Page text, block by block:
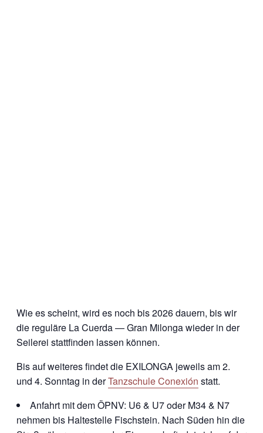
Wie es scheint, wird es noch bis 2026 dauern, bis wir
die reguläre La Cuerda — Gran Milonga wieder in der
Seilerei stattfinden lassen können.
Bis auf weiteres findet die EXILONGA jeweils am 2.
und 4. Sonntag in derTanzschule Conexión statt.
Anfahrt mit dem ÖPNV: U6 & U7 oder M34 & N7
nehmen bis Haltestelle Fischstein. Nach Süden hin die